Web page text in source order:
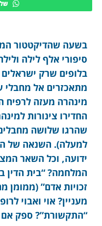
בשעה שהדיקטטור
סיפורי אלף לילה
בלופים שרק
מתאכזרים אל מחבלי
מינהרה מעזה לרפיח
החדירו צינורות
שהרגו שלושה
למעלה). השנאה של
ידועה, וכל השאר
המלחמה? “בית הדין
זכויות אדם” (ממומן
מעניין? אוי ואבוי
“התקשורת”? ספק אם